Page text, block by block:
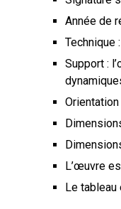
Année de
Technique
Support :
L’œuvre
Le tableau